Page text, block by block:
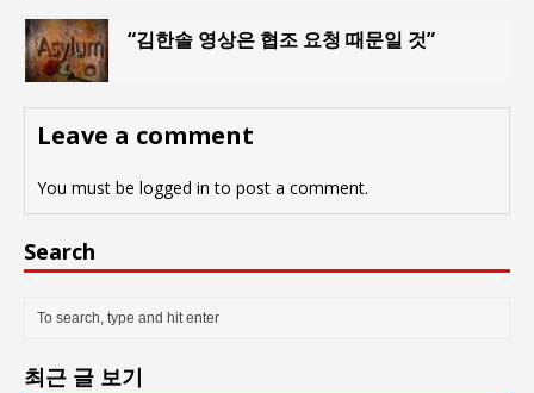
“김한솔 영상은 협조 요청 때문일 것”
Leave a comment
You must be logged in to post a comment.
Search
최근 글 보기